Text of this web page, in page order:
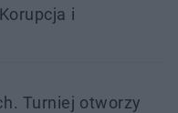
i
Turniej otworzy